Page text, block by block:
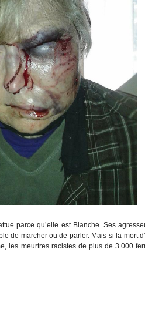
parce qu’elle est Blanche. Ses
de marcher ou de parler. Mais si la mort
les meurtres racistes de plus de 3.000